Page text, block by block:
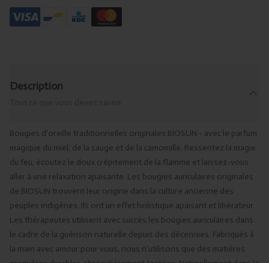
Description
Bougies d'oreille traditionnelles originales BIOSUN - avec le parfum
magique du miel, de la sauge et de la camomille. Ressentez la magie
du feu, écoutez le doux crépitement de la flamme et laissez-vous
aller à une relaxation apaisante. Les bougies auriculaires originales
de BIOSUN trouvent leur origine dans la culture ancienne des
peuples indigènes. Ils ont un effet holistique apaisant et libérateur.
Les thérapeutes utilisent avec succès les bougies auriculaires dans
le cadre de la guérison naturelle depuis des décennies. Fabriqués à
la main avec amour pour vous, nous n'utilisons que des matières